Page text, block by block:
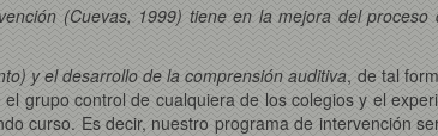
(Cuevas, 1999) tiene en la mejora del proceso
y el desarrollo de la comprensión auditiva, de tal
grupo control de cualquiera de los colegios y el
curso. Es decir, nuestro programa de intervención